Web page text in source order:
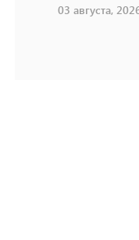
03 августа,